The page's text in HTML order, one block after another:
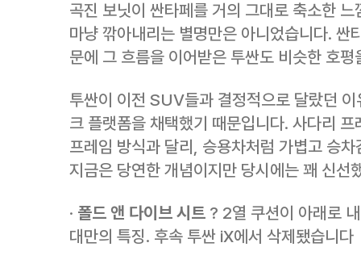
곡진 보닛이 싼타페를 거의 그대로 축소한
마냥 깎아내리는 별명만은 아니었습니다. 싼
문에 그 흐름을 이어받은 투싼도 비슷한 호평
투싼이 이전 SUV들과 결정적으로 달랐던
크 플랫폼을 채택했기 때문입니다. 사다리
프레임 방식과 달리, 승용차처럼 가볍고 승
지금은 당연한 개념이지만 당시에는 꽤 신선
· 폴드 앤 다이브 시트 ? 2열 쿠션이 아래로
대만의 특징. 후속 투싼 iX에서 삭제됐습니다